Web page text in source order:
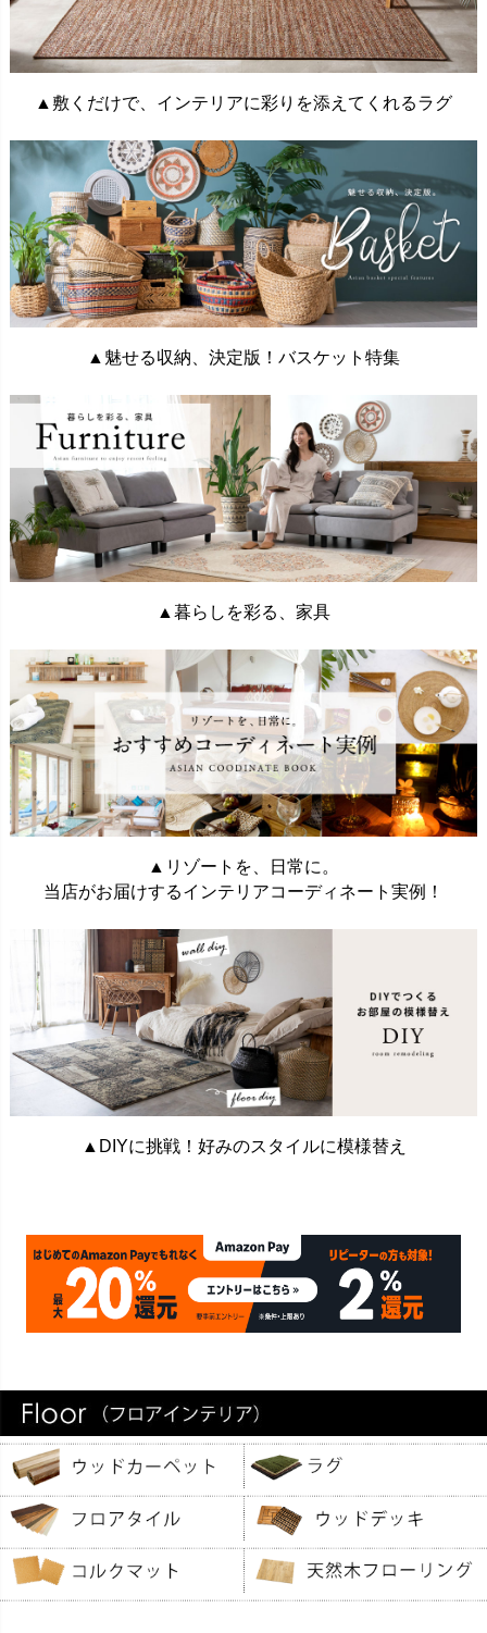
▲敷くだけで、インテリアに彩りを添えてくれるラグ
▲魅せる収納、決定版！バスケット特集
▲暮らしを彩る、家具
▲リゾートを、日常に。
当店がお届けするインテリアコーディネート実例！
▲DIYに挑戦！好みのスタイルに模様替え